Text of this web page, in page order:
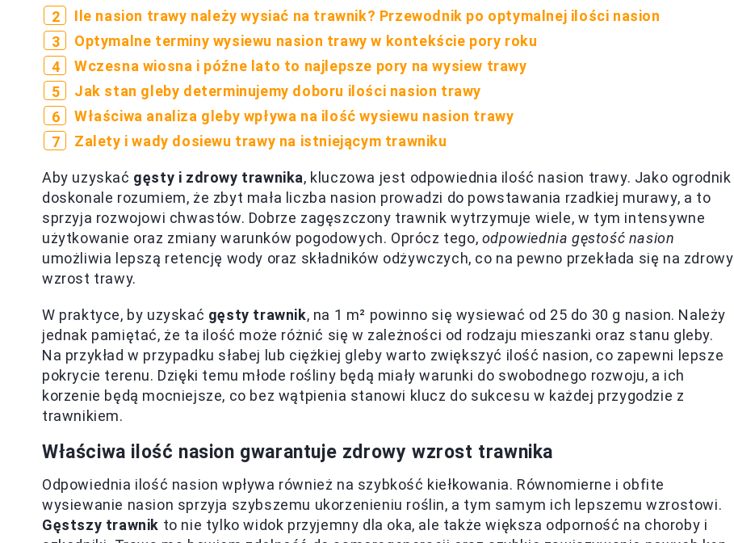
Ile nasion trawy należy wysiać na trawnik? Przewodnik po optymalnej ilości nasion
Optymalne terminy wysiewu nasion trawy w kontekście pory roku
Wczesna wiosna i późne lato to najlepsze pory na wysiew trawy
Jak stan gleby determinujemy doboru ilości nasion trawy
Właściwa analiza gleby wpływa na ilość wysiewu nasion trawy
Zalety i wady dosiewu trawy na istniejącym trawniku
Aby uzyskać gęsty i zdrowy trawnika, kluczowa jest odpowiednia ilość nasion trawy. Jako ogrodnik
doskonale rozumiem, że zbyt mała liczba nasion prowadzi do powstawania rzadkiej murawy, a to
sprzyja rozwojowi chwastów. Dobrze zagęszczony trawnik wytrzymuje wiele, w tym intensywne
użytkowanie oraz zmiany warunków pogodowych. Oprócz tego, odpowiednia gęstość nasion
umożliwia lepszą retencję wody oraz składników odżywczych, co na pewno przekłada się na zdrowy
wzrost trawy.
W praktyce, by uzyskać gęsty trawnik, na 1 m² powinno się wysiewać od 25 do 30 g nasion. Należy
jednak pamiętać, że ta ilość może różnić się w zależności od rodzaju mieszanki oraz stanu gleby.
Na przykład w przypadku słabej lub ciężkiej gleby warto zwiększyć ilość nasion, co zapewni lepsze
pokrycie terenu. Dzięki temu młode rośliny będą miały warunki do swobodnego rozwoju, a ich
korzenie będą mocniejsze, co bez wątpienia stanowi klucz do sukcesu w każdej przygodzie z
trawnikiem.
Właściwa ilość nasion gwarantuje zdrowy wzrost trawnika
Odpowiednia ilość nasion wpływa również na szybkość kiełkowania. Równomierne i obfite
wysiewanie nasion sprzyja szybszemu ukorzenieniu roślin, a tym samym ich lepszemu wzrostowi.
Gęstszy trawnik to nie tylko widok przyjemny dla oka, ale także większa odporność na choroby i